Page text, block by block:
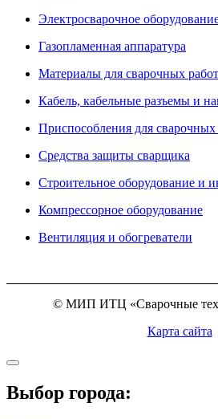
Электросварочное
Газопламенная аппаратура
Материалы для сварочных работ
Кабель, кабельные разъемы и
Приспособления для сварочных
Средства защиты сварщика
Строительное оборудование и
Компрессорное оборудование
Вентиляция и обогреватели
© МИП ИТЦ «Сварочные
Карта сайта
Выбор города: